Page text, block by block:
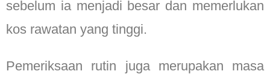
sebelum ia menjadi besar dan memerlukan
kos rawatan yang tinggi.
Pemeriksaan rutin juga merupakan masa